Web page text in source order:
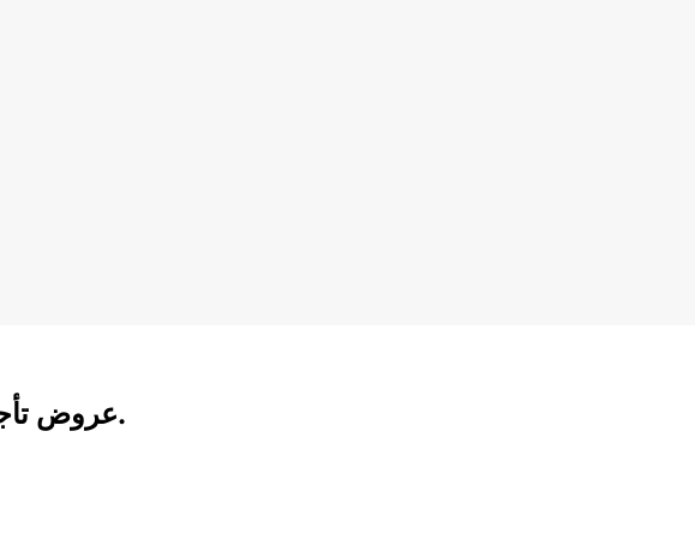
عروض تأجير السيارات وتأجير الشاحنات اليوم.